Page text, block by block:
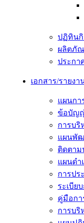
ปฏิทินกิ
ผลิตภั
ประกา
เอกสาร/รายงา
แผนกา
ข้อบัญ
การบริ
แผนพั
ติดตาม
แผนดำ
การปร
ระเบีย
คู่มือกา
การบริ